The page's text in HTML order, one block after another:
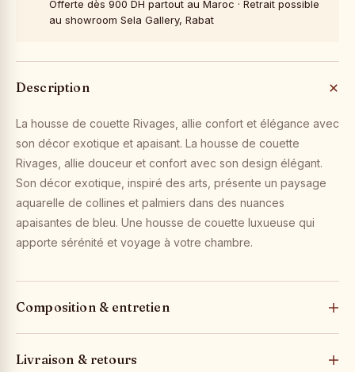
Offerte dès 900 DH partout au Maroc · Retrait possible
au showroom Sela Gallery, Rabat
Description
La housse de couette Rivages, allie confort et élégance avec
son décor exotique et apaisant. La housse de couette
Rivages, allie douceur et confort avec son design élégant.
Son décor exotique, inspiré des arts, présente un paysage
aquarelle de collines et palmiers dans des nuances
apaisantes de bleu. Une housse de couette luxueuse qui
apporte sérénité et voyage à votre chambre.
Composition & entretien
Livraison & retours